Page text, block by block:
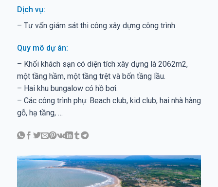
Dịch vụ:
– Tư vấn giám sát thi công xây dựng công trình
Quy mô dự án:
– Khối khách sạn có diện tích xây dựng là 2062m2,
một tầng hầm, một tầng trệt và bốn tầng lầu.
– Hai khu bungalow có hồ bơi.
– Các công trình phụ: Beach club, kid club, hai nhà hàng
gỗ, hạ tầng, …